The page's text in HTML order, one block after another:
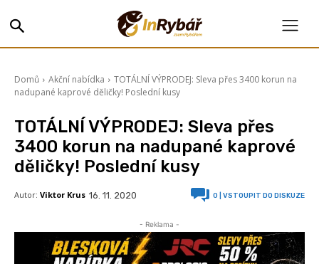
Domů Akční nabídka
TOTÁLNÍ VÝPRODEJ: Sleva přes 3400 korun na
nadupané kaprové děličky! Poslední kusy
TOTÁLNÍ VÝPRODEJ: Sleva přes
3400 korun na nadupané kaprové
děličky! Poslední kusy
Autor: Viktor Krus 16. 11. 2020 0 | VSTOUPIT DO DISKUZE
- Reklama -